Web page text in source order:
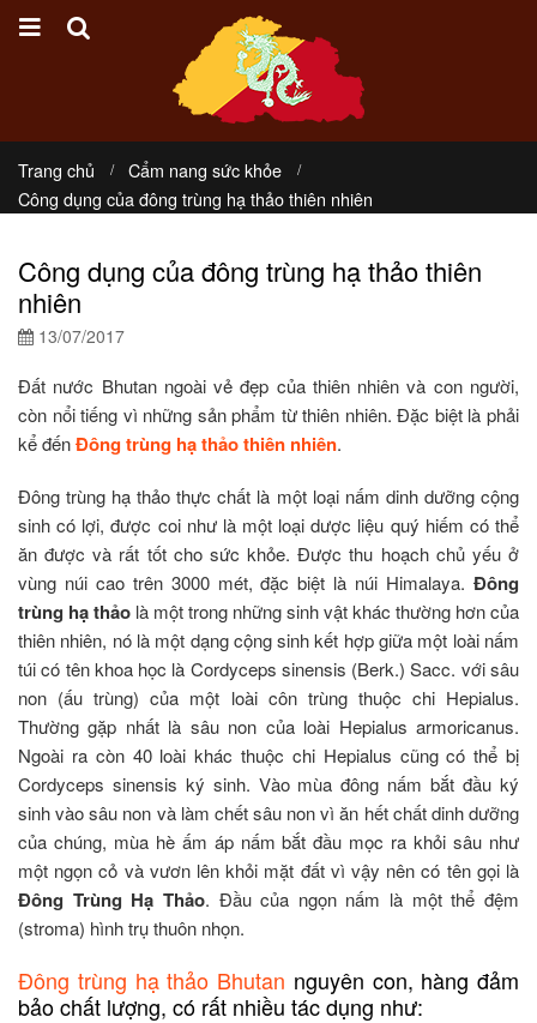
Trang chủ
Cẩm nang sức khỏe
Công dụng của đông trùng hạ thảo thiên nhiên
Công dụng của đông trùng hạ thảo thiên
nhiên
13/07/2017
Đất nước Bhutan ngoài vẻ đẹp của thiên nhiên và con người,
còn nổi tiếng vì những sản phẩm từ thiên nhiên. Đặc biệt là phải
kể đếnĐông trùng hạ thảo thiên nhiên.
Đông trùng hạ thảo thực chất là một loại nấm dinh dưỡng cộng
sinh có lợi, được coi như là một loại dược liệu quý hiếm có thể
ăn được và rất tốt cho sức khỏe. Được thu hoạch chủ yếu ở
vùng núi cao trên 3000 mét, đặc biệt là núi Himalaya. Đông
trùng hạ thảo là một trong những sinh vật khác thường hơn của
thiên nhiên, nó là một dạng cộng sinh kết hợp giữa một loài nấm
túi có tên khoa học là Cordyceps sinensis (Berk.) Sacc. với sâu
non (ấu trùng) của một loài côn trùng thuộc chi Hepialus.
Thường gặp nhất là sâu non của loài Hepialus armoricanus.
Ngoài ra còn 40 loài khác thuộc chi Hepialus cũng có thể bị
Cordyceps sinensis ký sinh. Vào mùa đông nấm bắt đầu ký
sinh vào sâu non và làm chết sâu non vì ăn hết chất dinh dưỡng
của chúng, mùa hè ấm áp nấm bắt đầu mọc ra khỏi sâu như
một ngọn cỏ và vươn lên khỏi mặt đất vì vậy nên có tên gọi là
Đông Trùng Hạ Thảo. Đầu của ngọn nấm là một thể đệm
(stroma) hình trụ thuôn nhọn.
Đông trùng hạ thảo Bhutan nguyên con, hàng đảm
bảo chất lượng, có rất nhiều tác dụng như: